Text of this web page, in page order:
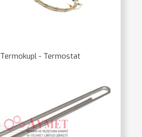
Termokupl - Termostat